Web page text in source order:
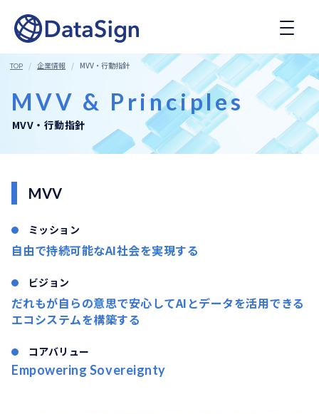
TOP 企業情報 MVV・行動指針
MVV & Principles
MVV・行動指針
MVV
ミッション
自由で持続可能なAI社会を実現する
ビジョン
だれもが自らの意思で安心してAIとデータを活用できる
エコシステムを構築する
コアバリュー
Empowering Sovereignty